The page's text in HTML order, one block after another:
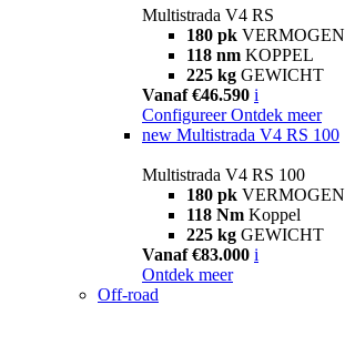
Multistrada V4 RS
180 pk VERMOGEN
118 nm KOPPEL
225 kg GEWICHT
Vanaf €46.590 i
Configureer Ontdek meer
new Multistrada V4 RS 100
Multistrada V4 RS 100
180 pk VERMOGEN
118 Nm Koppel
225 kg GEWICHT
Vanaf €83.000 i
Ontdek meer
Off-road